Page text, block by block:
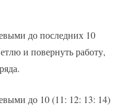
до последних 10
и повернуть работу,
до 10 (11: 12: 13: 14)